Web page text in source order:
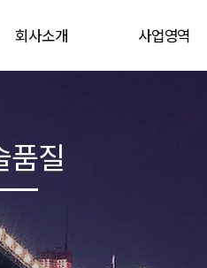
회사소개
Network
사업영역
품질